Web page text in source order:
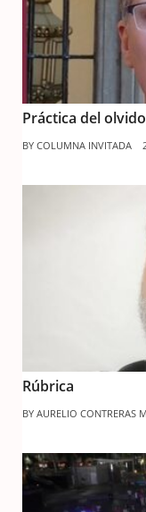
Práctica del olvido
BY COLUMNA INVITADA
Rúbrica
BY AURELIO CONTRERAS